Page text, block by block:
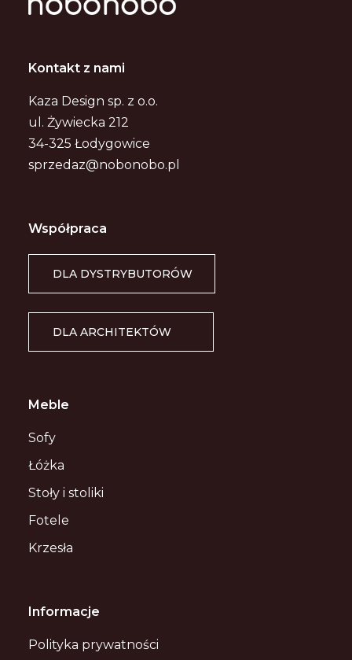
Kontakt z nami
Kaza Design sp. z o.o.
ul. Żywiecka 212
34-325 Łodygowice
sprzedaz@nobonobo.pl
Meble
Sofy
Łóżka
Stoły i stoliki
Fotele
Krzesła
Współpraca
DLA DYSTRYBUTORÓW
DLA ARCHITEKTÓW
Informacje
Polityka prywatności